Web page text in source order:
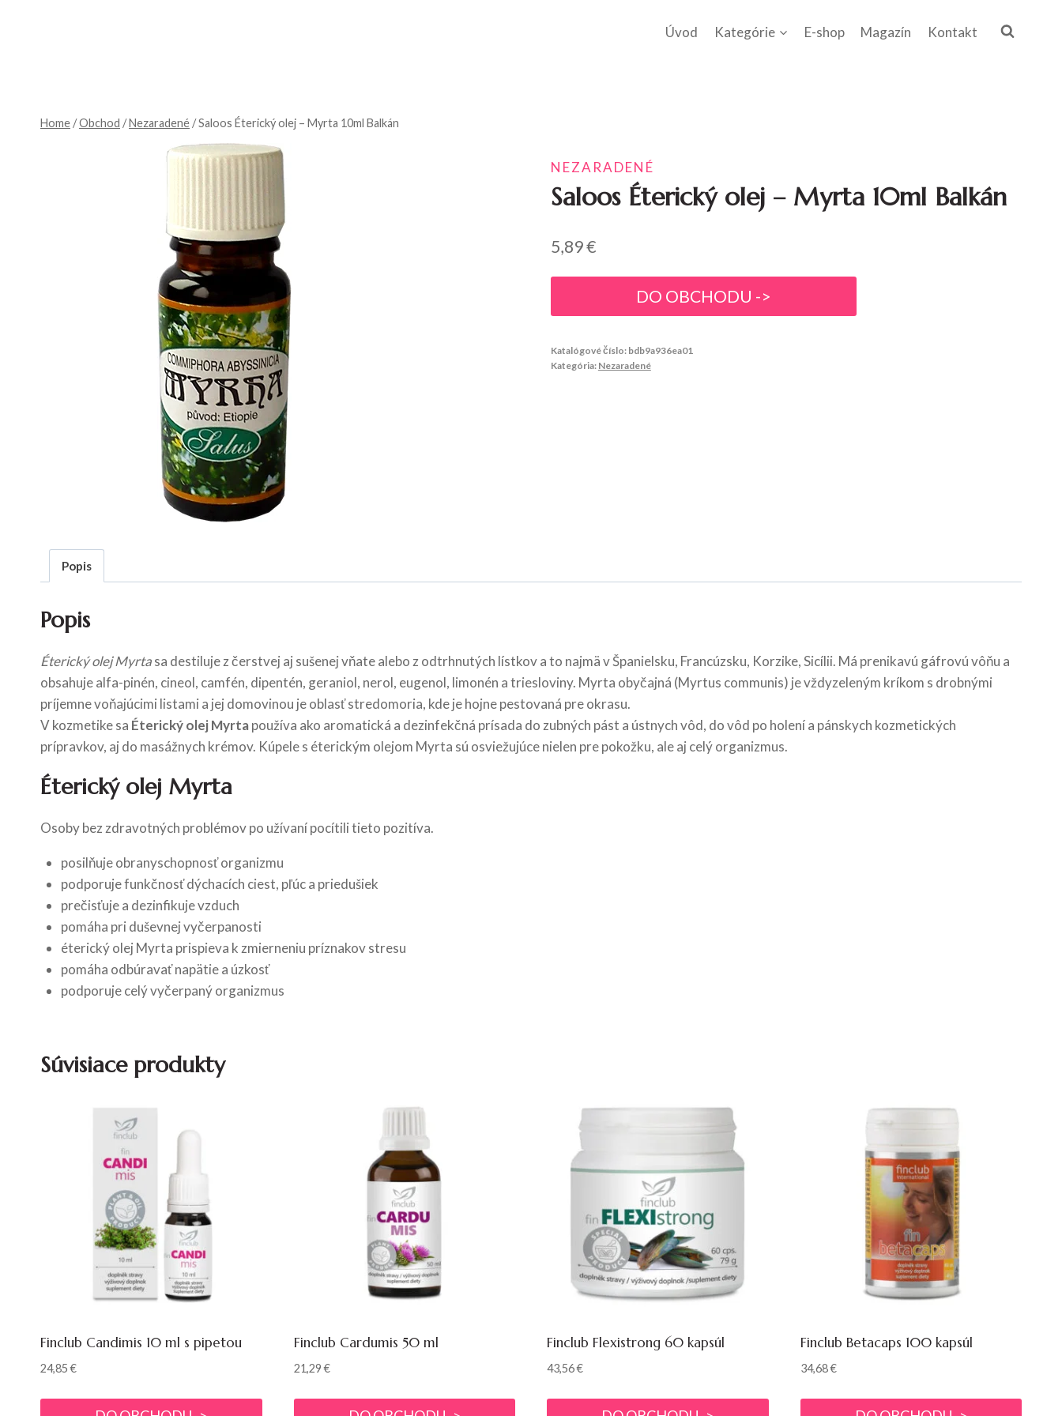
Úvod Kategórie E-shop Magazín Kontakt
Home /Obchod /Nezaradené /Saloos Éterický olej – Myrta 10ml Balkán
NEZARADENÉ
Saloos Éterický olej – Myrta 10ml Balkán
5,89€
DO OBCHODU ->
Katalógové číslo: bdb9a936ea01
Kategória: Nezaradené
Popis
Popis
Éterický olej Myrtasa destiluje z čerstvej aj sušenej vňate alebo z odtrhnutých lístkov a to najmä v Španielsku, Francúzsku, Korzike, Sicílii. Má prenikavú gáfrovú vôňu a
obsahuje alfa-pinén, cineol, camfén, dipentén, geraniol, nerol, eugenol, limonén a triesloviny. Myrta obyčajná (Myrtus communis) je vždyzeleným kríkom s drobnými
príjemne voňajúcimi listami a jej domovinou je oblasť stredomoria, kde je hojne pestovaná pre okrasu.
V kozmetike sa Éterický olej Myrtapoužíva ako aromatická a dezinfekčná prísada do zubných pást a ústnych vôd, do vôd po holení a pánskych kozmetických
prípravkov, aj do masážnych krémov. Kúpele s éterickým olejom Myrta sú osviežujúce nielen pre pokožku, ale aj celý organizmus.
Éterický olej Myrta
Osoby bez zdravotných problémov po užívaní pocítili tieto pozitíva.
posilňuje obranyschopnosť organizmu
podporuje funkčnosť dýchacích ciest, pľúc a priedušiek
prečisťuje a dezinfikuje vzduch
pomáha pri duševnej vyčerpanosti
éterický olej Myrta prispieva k zmierneniu príznakov stresu
pomáha odbúravať napätie a úzkosť
podporuje celý vyčerpaný organizmus
Súvisiace produkty
Finclub Candimis 10 ml s pipetou
24,85€
Finclub Cardumis 50 ml
21,29€
Finclub Flexistrong 60 kapsúl
43,56€
Finclub Betacaps 100 kapsúl
34,68€